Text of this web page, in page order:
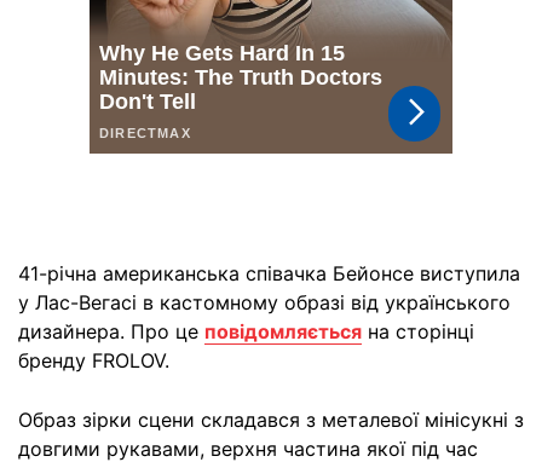
41-річна американська співачка Бейонсе виступила
у Лас-Вегасі в кастомному образі від українського
дизайнера. Про це повідомляється на сторінці
бренду FROLOV.
Образ зірки сцени складався з металевої мінісукні з
довгими рукавами, верхня частина якої під час